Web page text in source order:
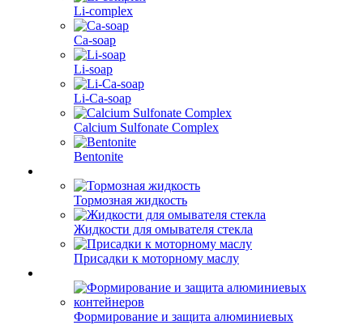
Li-complex
Ca-soap
Li-soap
Li-Ca-soap
Calcium Sulfonate Complex
Bentonite
Тормозная жидкость
Жидкости для омывателя стекла
Присадки к моторному маслу
Формирование и защита алюминиевых